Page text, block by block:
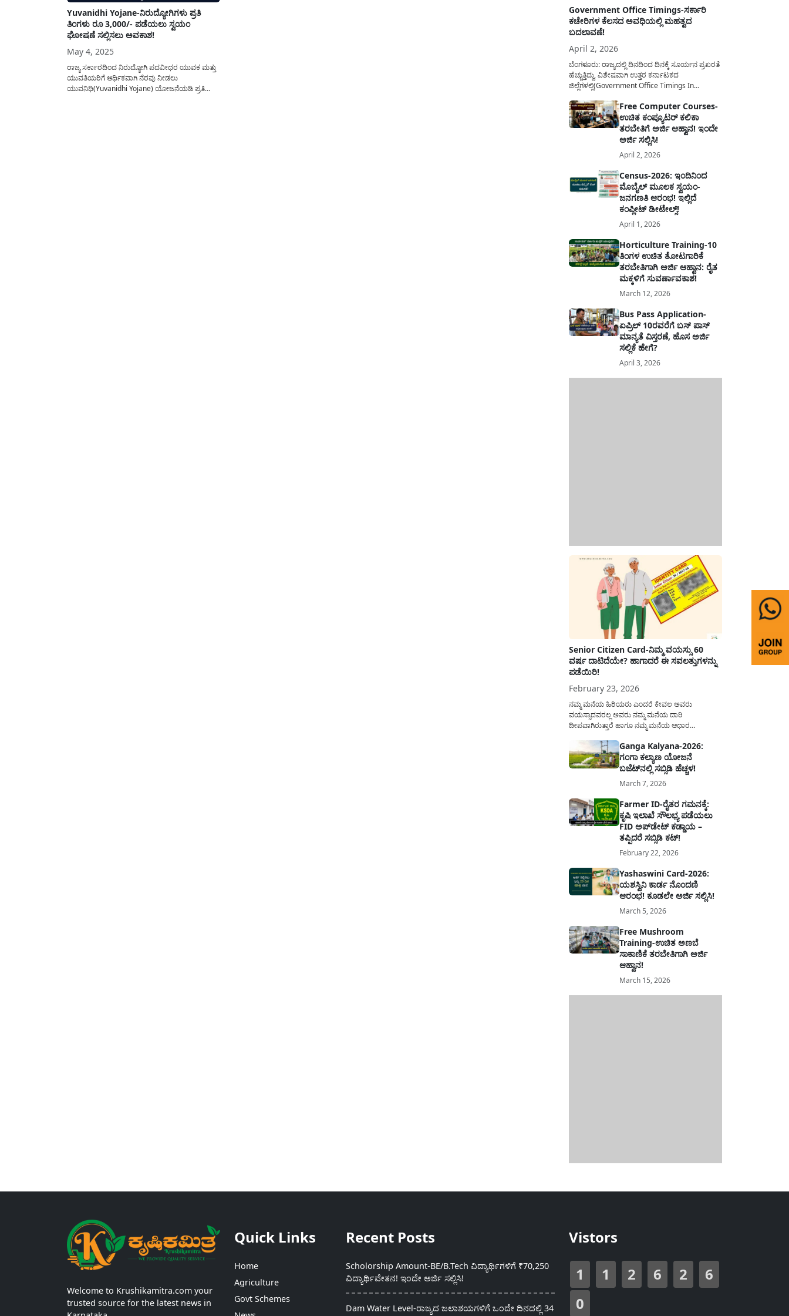
Yuvanidhi Yojane-ನಿರುದ್ಯೋಗಿಗಳು ಪ್ರತಿ
ತಿಂಗಳು ರೂ 3,000/- ಪಡೆಯಲು ಸ್ವಯಂ
ಘೋಷಣೆ ಸಲ್ಲಿಸಲು ಅವಕಾಶ!
May 4, 2025
ರಾಜ್ಯ ಸರ್ಕಾರದಿಂದ ನಿರುದ್ಯೋಗಿ ಪದವೀಧರ ಯುವಕ ಮತ್ತು
ಯುವತಿಯರಿಗೆ ಆರ್ಥಿಕವಾಗಿ ನೆರವು ನೀಡಲು
ಯುವನಿಧಿ(Yuvanidhi Yojane) ಯೋಜನೆಯಡಿ ಪ್ರತಿ
Government Office Timings-ಸರ್ಕಾರಿ
ಕಚೇರಿಗಳ ಕೆಲಸದ ಅವಧಿಯಲ್ಲಿ ಮಹತ್ವದ
ಬದಲಾವಣೆ!
April 2, 2026
ಬೆಂಗಳೂರು: ರಾಜ್ಯದಲ್ಲಿ ದಿನದಿಂದ ದಿನಕ್ಕೆ ಸೂರ್ಯನ ಪ್ರಖರತೆ
ಹೆಚ್ಚುತ್ತಿದ್ದು, ವಿಶೇಷವಾಗಿ ಉತ್ತರ ಕರ್ನಾಟಕದ
ಜಿಲ್ಲೆಗಳಲ್ಲಿ(Government Office Timings In
ಹಿನ್ನೆಲೆಯಲ್ಲಿ ಸರ್ಕಾರಿ ನೌಕರರ ಹಿತದೃಷ್ಟಿಯಿಂದ ಹಾಗೂ
ಸಾರ್ವಜನಿಕರ ಅನುಕೂಲಕ್ಕಾಗಿ ಕರ್ನಾಟಕ ಸರ್ಕಾರವು
ಮಹತ್ವದ ನಿರ್ಧಾರವೊಂದನ್ನು ಕೈಗೊಂಡಿದೆ. ಕಿತ್ತೂರು ಕರ್ನಾಟಕ
ಮತ್ತು ಕಲ್ಯಾಣ ಕರ್ನಾಟಕದ ಒಟ್ಟು 9 ಜಿಲ್ಲೆಗಳಲ್ಲಿ ಏಪ್ರಿಲ್...
Free Computer Courses-
ಉಚಿತ ಕಂಪ್ಯೂಟರ್ ಕಲಿಕಾ
ತರಬೇತಿಗೆ ಅರ್ಜಿ ಆಹ್ವಾನ! ಇಂದೇ
ಅರ್ಜಿ ಸಲ್ಲಿಸಿ!
April 2, 2026
Census-2026: ಇಂದಿನಿಂದ
ಮೊಬೈಲ್ ಮೂಲಕ ಸ್ವಯಂ-
ಜನಗಣತಿ ಆರಂಭ! ಇಲ್ಲಿದೆ
ಕಂಪ್ಲೀಟ್ ಡೀಟೇಲ್ಸ್!
April 1, 2026
Horticulture Training-10
ತಿಂಗಳ ಉಚಿತ ತೋಟಗಾರಿಕೆ
ತರಬೇತಿಗಾಗಿ ಅರ್ಜಿ ಆಹ್ವಾನ: ರೈತ
ಮಕ್ಕಳಿಗೆ ಸುವರ್ಣಾವಕಾಶ!
March 12, 2026
Bus Pass Application-
ಏಪ್ರಿಲ್ 10ರವರೆಗೆ ಬಸ್ ಪಾಸ್
ಮಾನ್ಯತೆ ವಿಸ್ತರಣೆ, ಹೊಸ ಅರ್ಜಿ
ಸಲ್ಲಿಕೆ ಹೇಗೆ?
April 3, 2026
Senior Citizen Card-ನಿಮ್ಮ ವಯಸ್ಸು 60
ವರ್ಷ ದಾಟಿದೆಯೇ? ಹಾಗಾದರೆ ಈ ಸವಲತ್ತುಗಳನ್ನು
ಪಡೆಯಿರಿ!
February 23, 2026
ನಮ್ಮ ಮನೆಯ ಹಿರಿಯರು ಎಂದರೆ ಕೇವಲ ಅವರು
ವಯಸ್ಸಾದವರಲ್ಲ ಅವರು ನಮ್ಮ ಮನೆಯ ದಾರಿ
ದೀಪವಾಗಿರುತ್ತಾರೆ ಹಾಗೂ ನಮ್ಮ ಮನೆಯ ಆಧಾರ
ಸಮಾಜಕ್ಕಾಗಿ ದುಡಿತಿರುತ್ತಾರೆ ಹಾಗೆಯೇ ಅವರು ತಮ್ಮ 60
ವರ್ಷಗಳ ನಂತರದ ಜೀವನವನ್ನು ನೆಮ್ಮದಿಯಿಂದ
ಕಳೆಯಬೇಕೆಂಬುದು ಪ್ರತಿಯೊಬ್ಬರ ಕನಸಾಗಿರುತ್ತದೆ ಆದ್ದರಿಂದ
ಸರ್ಕಾರವು ಹಿರಿಯ ನಾಗರಿಕರ ಗುರುತಿನ ಚೀಟಿ...
Ganga Kalyana-2026:
ಗಂಗಾ ಕಲ್ಯಾಣ ಯೋಜನೆ
ಬಜೆಟ್‌ನಲ್ಲಿ ಸಬ್ಸಿಡಿ ಹೆಚ್ಚಳ!
March 7, 2026
Farmer ID-ರೈತರ ಗಮನಕ್ಕೆ:
ಕೃಷಿ ಇಲಾಖೆ ಸೌಲಭ್ಯ ಪಡೆಯಲು
FID ಅಪ್‌ಡೇಟ್ ಕಡ್ಡಾಯ –
ತಪ್ಪಿದರೆ ಸಬ್ಸಿಡಿ ಕಟ್!
February 22, 2026
Yashaswini Card-2026:
ಯಶಸ್ವಿನಿ ಕಾರ್ಡ ನೊಂದಣಿ
ಆರಂಭ! ಕೂಡಲೇ ಅರ್ಜಿ ಸಲ್ಲಿಸಿ!
March 5, 2026
Free Mushroom
Training-ಉಚಿತ ಅಣಬೆ
ಸಾಕಾಣಿಕೆ ತರಬೇತಿಗಾಗಿ ಅರ್ಜಿ
ಆಹ್ವಾನ!
March 15, 2026
Welcome to Krushikamitra.com your
trusted source for the latest news in
Quick Links
Home
Agriculture
Govt Schemes
Recent Posts
Scholorship Amount-BE/B.Tech ವಿದ್ಯಾರ್ಥಿಗಳಿಗೆ ₹70,250
ವಿದ್ಯಾರ್ಥಿವೇತನ! ಇಂದೇ ಅರ್ಜಿ ಸಲ್ಲಿಸಿ!
Dam Water Level-ರಾಜ್ಯದ ಜಲಾಶಯಗಳಿಗೆ ಒಂದೇ ದಿನದಲ್ಲಿ 34
Vistors
1
1 2 6 2
6
0